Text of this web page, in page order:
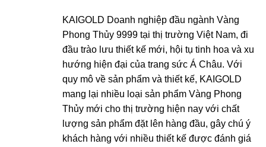
KAIGOLD Doanh nghiệp đầu ngành Vàng
Phong Thủy 9999 tại thị trường Việt Nam, đi
đầu trào lưu thiết kế mới, hội tụ tinh hoa và xu
hướng hiện đại của trang sức Á Châu. Với
quy mô về sản phẩm và thiết kế, KAIGOLD
mang lại nhiều loại sản phẩm Vàng Phong
Thủy mới cho thị trường hiện nay với chất
lượng sản phẩm đặt lên hàng đầu, gây chú ý
khách hàng với nhiều thiết kế được đánh giá